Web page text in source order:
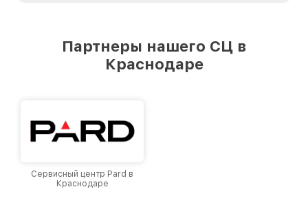
лучшим сервисным центром Infratech в
городе Краснодаре, постоянно повышая
Партнеры нашего СЦ в
Краснодаре
Сервисный центр Pard в
Краснодаре